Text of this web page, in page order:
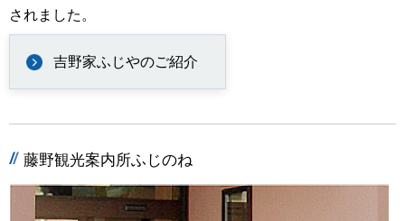
されました。
吉野家ふじやのご紹介
藤野観光案内所ふじのね